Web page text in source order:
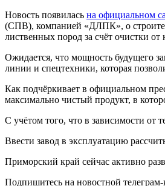
Новость появилась на официальном
(СПВ), компанией «ДЛПК», о
лиственных пород за счёт очистки
Ожидается, что мощность будущего
линии и спецтехники, которая
Как подчёркивает в официальном
максимально чистый продукт, в
С учётом того, что в зависимости от
Ввести завод в эксплуатацию
Приморский край сейчас активно
Подпишитесь на новостной телеграм-